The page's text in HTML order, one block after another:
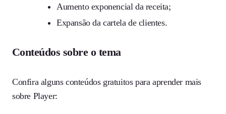
Aumento exponencial da receita;
Expansão da cartela de clientes.
Conteúdos sobre o tema
Confira alguns conteúdos gratuitos para aprender mais
sobre Player: